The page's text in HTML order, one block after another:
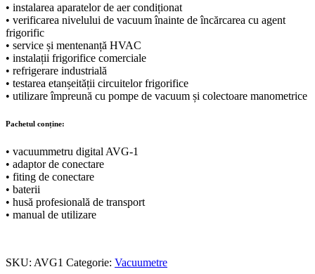
• instalarea aparatelor de aer condiționat
• verificarea nivelului de vacuum înainte de încărcarea cu agent
frigorific
• service și mentenanță HVAC
• instalații frigorifice comerciale
• refrigerare industrială
• testarea etanșeității circuitelor frigorifice
• utilizare împreună cu pompe de vacuum și colectoare manometrice
Pachetul conține:
• vacuummetru digital AVG-1
• adaptor de conectare
• fiting de conectare
• baterii
• husă profesională de transport
• manual de utilizare
SKU: AVG1 Categorie: Vacuumetre